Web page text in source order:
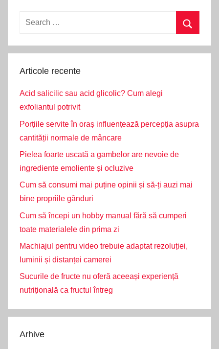
Search
Articole recente
Acid salicilic sau acid glicolic? Cum alegi
exfoliantul potrivit
Porțiile servite în oraș influențează percepția asupra
cantității normale de mâncare
Pielea foarte uscată a gambelor are nevoie de
ingrediente emoliente și ocluzive
Cum să consumi mai puține opinii și să-ți auzi mai
bine propriile gânduri
Cum să începi un hobby manual fără să cumperi
toate materialele din prima zi
Machiajul pentru video trebuie adaptat rezoluției,
luminii și distanței camerei
Sucurile de fructe nu oferă aceeași experiență
nutrițională ca fructul întreg
Arhive